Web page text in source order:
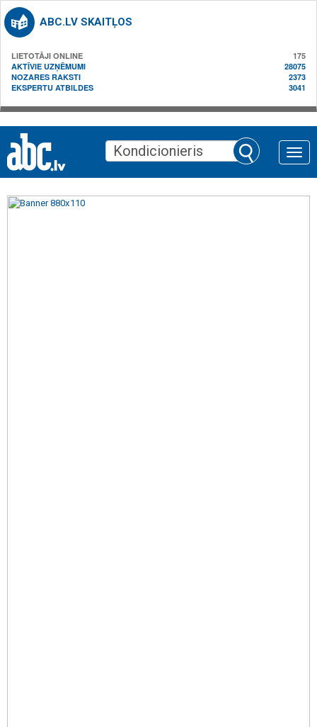
ABC.LV SKAITĻOS
LIETOTĀJI ONLINE
175
AKTĪVIE UZŅĒMUMI
28075
NOZARES RAKSTI
2373
EKSPERTU ATBILDES
3041
Toggle